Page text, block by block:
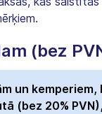
(bez
un
(bez 20%